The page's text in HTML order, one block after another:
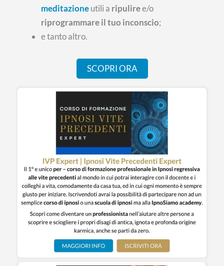
meditazioneutili a ripuliree/o
riprogrammare il tuo inconscio;
e tanto altro.
SCOPRI ORA